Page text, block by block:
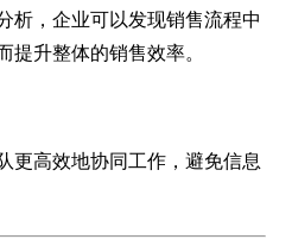
析，企业可以发现销售流程中
提升整体的销售效率。
更高效地协同工作，避免信息